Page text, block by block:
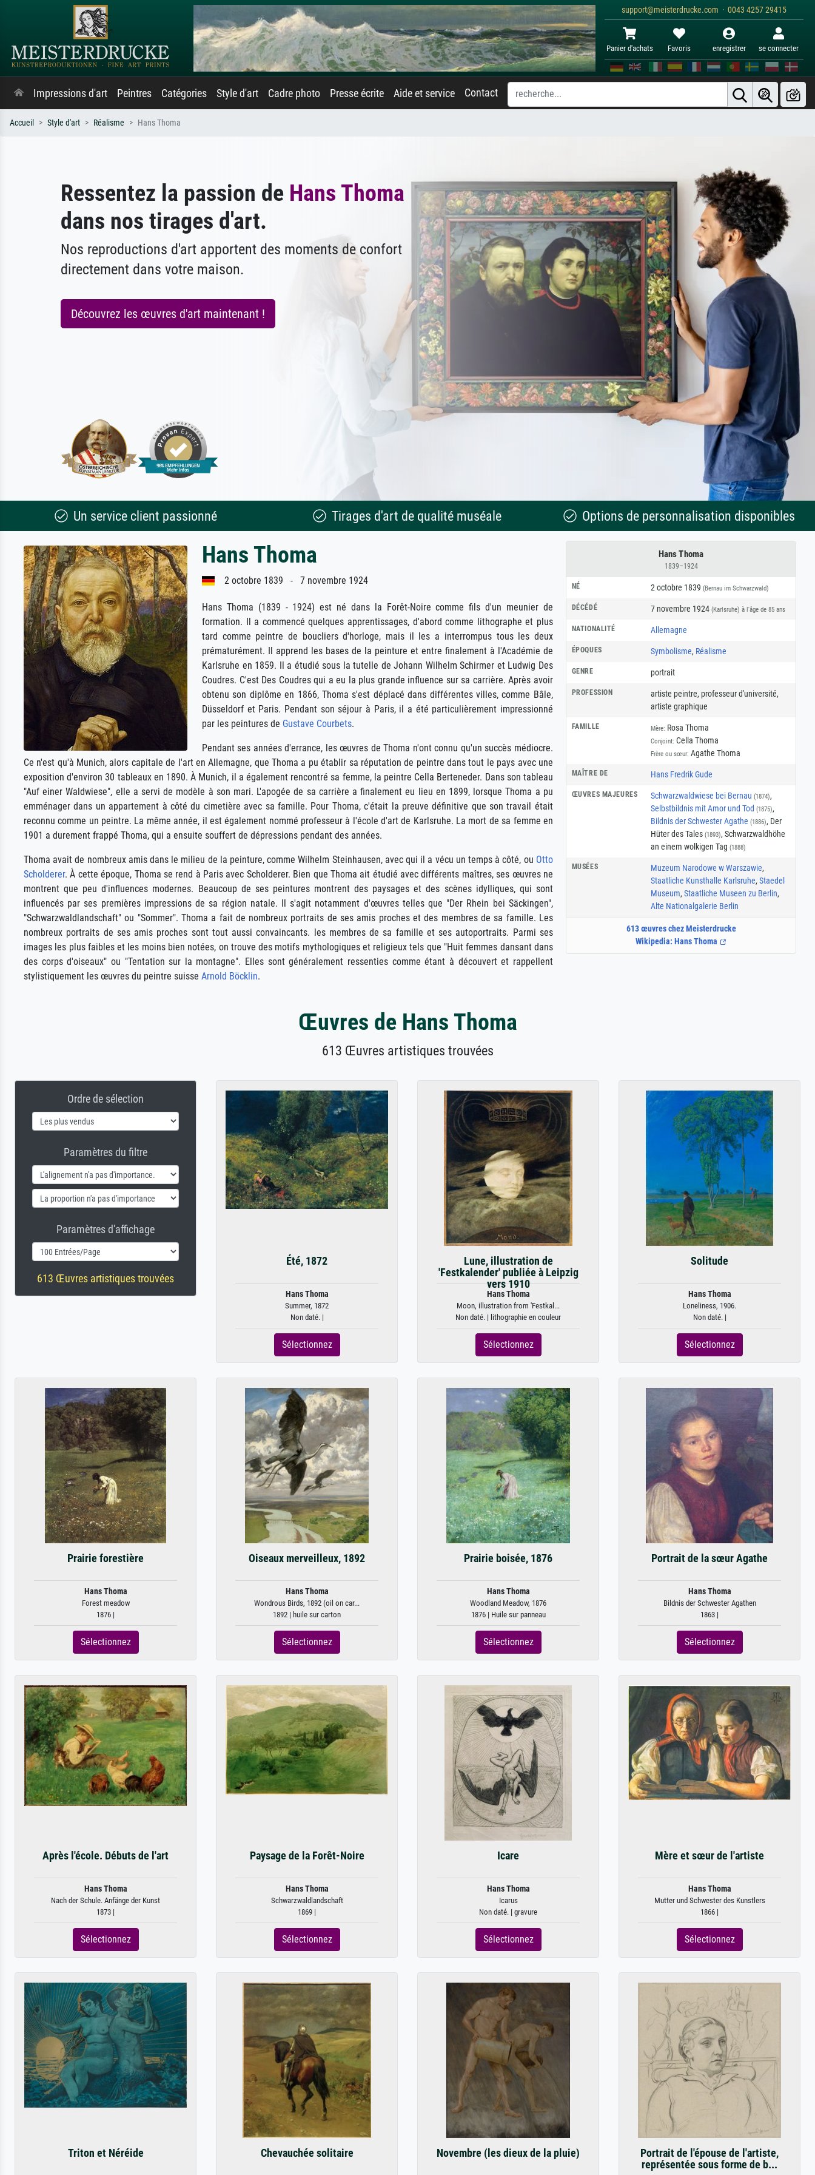
support@meisterdrucke.com · 0043 4257 29415
Panier d'achats Favoris enregistrer se connecter
Impressions d'art Peintres Catégories Style d'art Cadre photo Presse écrite Aide et service Contact
Accueil Style d'art Réalisme Hans Thoma
Ressentez la passion de Hans Thoma
dans nos tirages d'art.
Nos reproductions d'art apportent des moments de confort
directement dans votre maison.
Découvrez les œuvres d'art maintenant !
Un service client passionné Tirages d'art de qualité muséale Options de personnalisation disponibles
Hans Thoma
1839–1924
NÉ 2 octobre 1839 (Bernau im Schwarzwald)
DÉCÉDÉ 7 novembre 1924 (Karlsruhe) à l'âge de 85 ans
NATIONALITÉ Allemagne
ÉPOQUES Symbolisme, Réalisme
GENRE portrait
PROFESSION artiste peintre, professeur d'université,
artiste graphique
FAMILLE Mère: Rosa Thoma
Conjoint: Cella Thoma
Frère ou sœur: Agathe Thoma
MAÎTRE DE Hans Fredrik Gude
ŒUVRES MAJEURES Schwarzwaldwiese bei Bernau (1874),
Selbstbildnis mit Amor und Tod (1875),
Bildnis der Schwester Agathe (1886), Der
Hüter des Tales (1893), Schwarzwaldhöhe
an einem wolkigen Tag (1888)
MUSÉES Muzeum Narodowe w Warszawie,
Staatliche Kunsthalle Karlsruhe, Staedel
Museum, Staatliche Museen zu Berlin,
Alte Nationalgalerie Berlin
613 œuvres chez Meisterdrucke
Wikipedia: Hans Thoma
Hans Thoma
2 octobre 1839 - 7 novembre 1924
Hans Thoma (1839 - 1924) est né dans la Forêt-Noire comme fils d'un meunier de
formation. Il a commencé quelques apprentissages, d'abord comme lithographe et plus
tard comme peintre de boucliers d'horloge, mais il les a interrompus tous les deux
prématurément. Il apprend les bases de la peinture et entre finalement à l'Académie de
Karlsruhe en 1859. Il a étudié sous la tutelle de Johann Wilhelm Schirmer et Ludwig Des
Coudres. C'est Des Coudres qui a eu la plus grande influence sur sa carrière. Après avoir
obtenu son diplôme en 1866, Thoma s'est déplacé dans différentes villes, comme Bâle,
Düsseldorf et Paris. Pendant son séjour à Paris, il a été particulièrement impressionné
par les peintures de Gustave Courbets.
Pendant ses années d'errance, les œuvres de Thoma n'ont connu qu'un succès médiocre.
Ce n'est qu'à Munich, alors capitale de l'art en Allemagne, que Thoma a pu établir sa réputation de peintre dans tout le pays avec une
exposition d'environ 30 tableaux en 1890. À Munich, il a également rencontré sa femme, la peintre Cella Berteneder. Dans son tableau
"Auf einer Waldwiese", elle a servi de modèle à son mari. L'apogée de sa carrière a finalement eu lieu en 1899, lorsque Thoma a pu
emménager dans un appartement à côté du cimetière avec sa famille. Pour Thoma, c'était la preuve définitive que son travail était
reconnu comme un peintre. La même année, il est également nommé professeur à l'école d'art de Karlsruhe. La mort de sa femme en
1901 a durement frappé Thoma, qui a ensuite souffert de dépressions pendant des années.
Thoma avait de nombreux amis dans le milieu de la peinture, comme Wilhelm Steinhausen, avec qui il a vécu un temps à côté, ou Otto
Scholderer. À cette époque, Thoma se rend à Paris avec Scholderer. Bien que Thoma ait étudié avec différents maîtres, ses œuvres ne
montrent que peu d'influences modernes. Beaucoup de ses peintures montrent des paysages et des scènes idylliques, qui sont
influencés par ses premières impressions de sa région natale. Il s'agit notamment d'œuvres telles que "Der Rhein bei Säckingen",
"Schwarzwaldlandschaft" ou "Sommer". Thoma a fait de nombreux portraits de ses amis proches et des membres de sa famille. Les
nombreux portraits de ses amis proches sont tout aussi convaincants. les membres de sa famille et ses autoportraits. Parmi ses
images les plus faibles et les moins bien notées, on trouve des motifs mythologiques et religieux tels que "Huit femmes dansant dans
des corps d'oiseaux" ou "Tentation sur la montagne". Elles sont généralement ressenties comme étant à découvert et rappellent
stylistiquement les œuvres du peintre suisse Arnold Böcklin.
Œuvres de Hans Thoma
613 Œuvres artistiques trouvées
Ordre de sélection
Paramètres du filtre
Paramètres d'affichage
613 Œuvres artistiques trouvées
Été, 1872
Hans Thoma
Summer, 1872
Non daté. |
Sélectionnez
Lune, illustration de
'Festkalender' publiée à Leipzig
vers 1910
Hans Thoma
Moon, illustration from 'Festkal...
Non daté. | lithographie en couleur
Sélectionnez
Solitude
Hans Thoma
Loneliness, 1906.
Non daté. |
Sélectionnez
Prairie forestière
Hans Thoma
Forest meadow
1876 |
Sélectionnez
Oiseaux merveilleux, 1892
Hans Thoma
Wondrous Birds, 1892 (oil on car...
1892 | huile sur carton
Sélectionnez
Prairie boisée, 1876
Hans Thoma
Woodland Meadow, 1876
1876 | Huile sur panneau
Sélectionnez
Portrait de la sœur Agathe
Hans Thoma
Bildnis der Schwester Agathen
1863 |
Sélectionnez
Après l'école. Débuts de l'art
Hans Thoma
Nach der Schule. Anfänge der Kunst
1873 |
Sélectionnez
Paysage de la Forêt-Noire
Hans Thoma
Schwarzwaldlandschaft
1869 |
Sélectionnez
Icare
Hans Thoma
Icarus
Non daté. | gravure
Sélectionnez
Mère et sœur de l'artiste
Hans Thoma
Mutter und Schwester des Kunstlers
1866 |
Sélectionnez
Triton et Néréide Chevauchée solitaire Novembre (les dieux de la pluie)
Portrait de l'épouse de l'artiste,
représentée sous forme de b...